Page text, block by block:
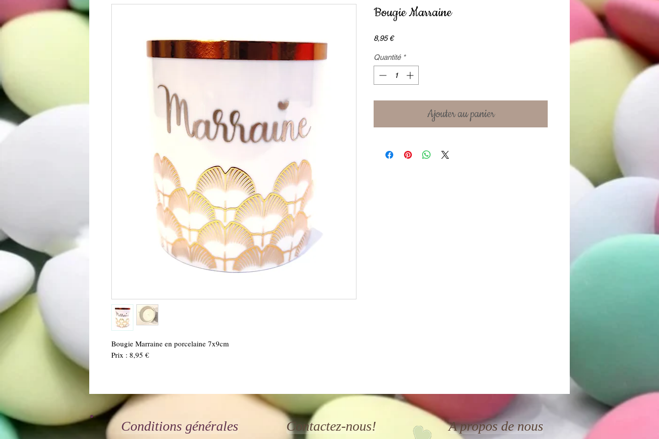
Bougie Marraine en porcelaine 7x9cm
Prix : 8,95 €
Bougie Marraine
8,95 €Prix
Quantité *
Ajouter au panier
Conditions générales Contactez-nous! A propos de nous